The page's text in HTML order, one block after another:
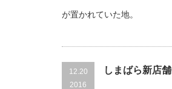
が置かれていた地。
12.20
2016
しまばら新店